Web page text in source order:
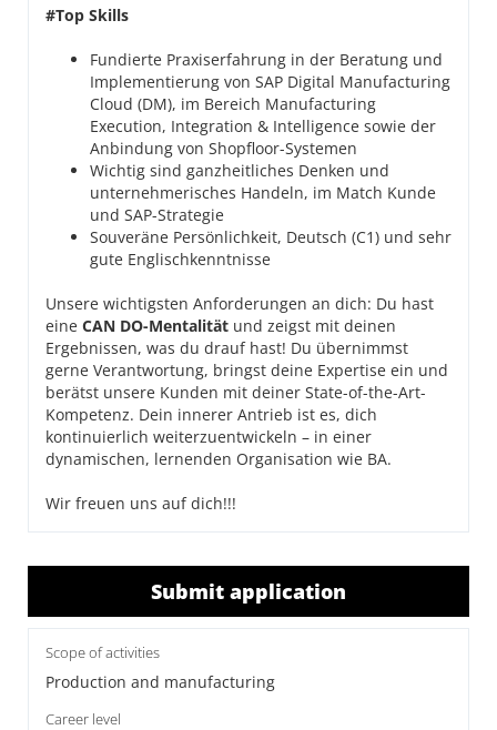
#Top Skills
Fundierte Praxiserfahrung in der Beratung und
Implementierung von SAP Digital Manufacturing
Cloud (DM), im Bereich Manufacturing
Execution, Integration & Intelligence sowie der
Anbindung von Shopfloor-Systemen
Wichtig sind ganzheitliches Denken und
unternehmerisches Handeln, im Match Kunde
und SAP-Strategie
Souveräne Persönlichkeit, Deutsch (C1) und sehr
gute Englischkenntnisse
Unsere wichtigsten Anforderungen an dich: Du hast
eine CAN DO-Mentalität und zeigst mit deinen
Ergebnissen, was du drauf hast! Du übernimmst
gerne Verantwortung, bringst deine Expertise ein und
berätst unsere Kunden mit deiner State-of-the-Art-
Kompetenz. Dein innerer Antrieb ist es, dich
kontinuierlich weiterzuentwickeln – in einer
dynamischen, lernenden Organisation wie BA.
Wir freuen uns auf dich!!!
Submit application
Scope of activities
Production and manufacturing
Career level